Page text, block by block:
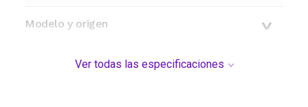
Modelo y origen
Ver todas las especificaciones